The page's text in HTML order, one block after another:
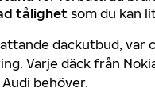
tålighet som du kan
däckutbud, var
Varje däck från
behöver.